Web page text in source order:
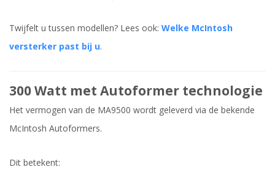
Twijfelt u tussen modellen? Lees ook: Welke McIntosh
versterker past bij u.
300 Watt met Autoformer technologie
Het vermogen van de MA9500 wordt geleverd via de bekende
McIntosh Autoformers.
Dit betekent: